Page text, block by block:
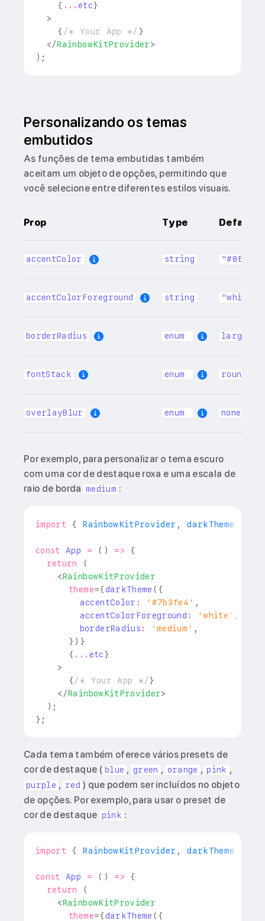
{ ... etc}
>
{ /* Your App */ }
</RainbowKitProvider>
) ;
Personalizando os temas
embutidos
As funções de tema embutidas também
aceitam um objeto de opções, permitindo que
você selecione entre diferentes estilos visuais.
Prop Type Default
accentColor string
accentColorForeground string "white"
borderRadius enum large
fontStack enum rounded
overlayBlur enum none
Por exemplo, para personalizar o tema escuro
com uma cor de destaque roxa e uma escala de
raio de borda medium :
import { RainbowKitProvider , darkTheme
const App = ( ) =>
{
return
(
<RainbowKitProvider
theme={darkTheme ( {
        accentColor
: '#7b3fe4' ,
        accentColorForeground
: 'white' ,
        borderRadius
: 'medium' ,
} ) }
{ ... etc }
>
{ /* Your App */ }
</RainbowKitProvider>
) ;
} ;
Cada tema também oferece vários presets de
cor de destaque ( blue , green , orange , pink ,
purple , red ) que podem ser incluídos no objeto
de opções. Por exemplo, para usar o preset de
cor de destaque pink :
import { RainbowKitProvider , darkTheme
const App = ( ) =>
{
return
(
<RainbowKitProvider
theme={darkTheme ( {